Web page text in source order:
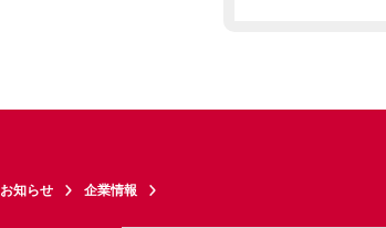
お知らせ 企業情報